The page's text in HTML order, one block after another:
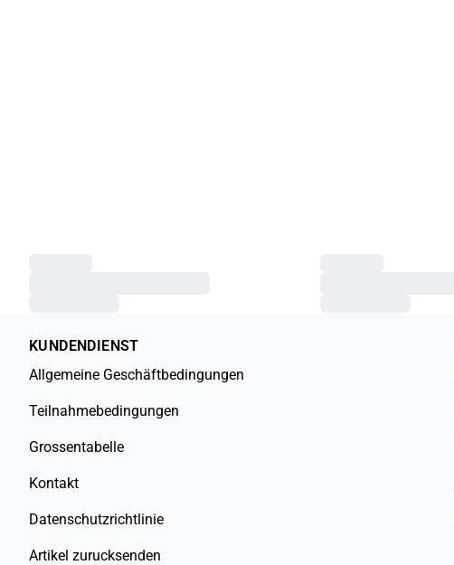
KUNDENDIENST
Allgemeine Geschäftbedingungen
Teilnahmebedingungen
Grossentabelle
Kontakt
Datenschutzrichtlinie
Artikel zurucksenden